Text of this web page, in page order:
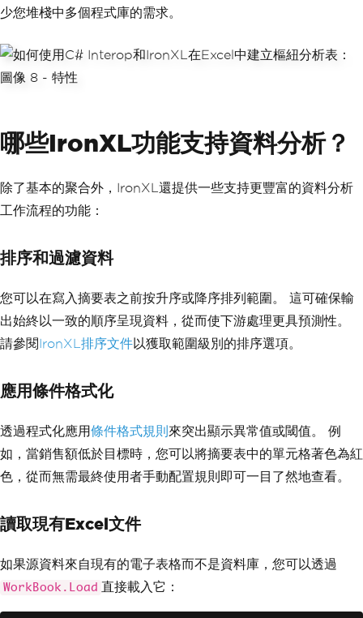
少您堆棧中多個程式庫的需求。
哪些IronXL功能支持資料分析？
除了基本的聚合外，IronXL還提供一些支持更豐富的資料分析
工作流程的功能：
排序和過濾資料
您可以在寫入摘要表之前按升序或降序排列範圍。 這可確保輸
出始終以一致的順序呈現資料，從而使下游處理更具預測性。
請參閱IronXL排序文件以獲取範圍級別的排序選項。
應用條件格式化
透過程式化應用條件格式規則 來突出顯示異常值或閾值。 例
如，當銷售額低於目標時，您可以將摘要表中的單元格著色為紅
色，從而無需最終使用者手動配置規則即可一目了然地查看。
讀取現有Excel文件
如果源資料來自現有的電子表格而不是資料庫，您可以透過
WorkBook.Load 直接載入它：